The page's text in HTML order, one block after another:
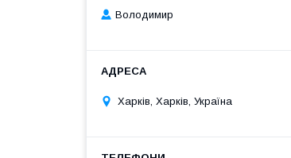
Володимир
Харків, Харків, Україна